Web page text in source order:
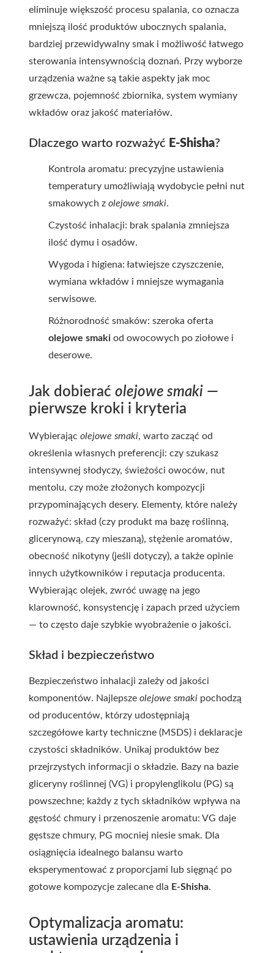
eliminuje większość procesu spalania, co oznacza
mniejszą ilość produktów ubocznych spalania,
bardziej przewidywalny smak i możliwość łatwego
sterowania intensywnością doznań. Przy wyborze
urządzenia ważne są takie aspekty jak moc
grzewcza, pojemność zbiornika, system wymiany
wkładów oraz jakość materiałów.
Dlaczego warto rozważyć E-Shisha?
Kontrola aromatu: precyzyjne ustawienia
temperatury umożliwiają wydobycie pełni nut
smakowych z olejowe smaki.
Czystość inhalacji: brak spalania zmniejsza
ilość dymu i osadów.
Wygoda i higiena: łatwiejsze czyszczenie,
wymiana wkładów i mniejsze wymagania
serwisowe.
Różnorodność smaków: szeroka oferta
olejowe smaki od owocowych po ziołowe i
deserowe.
Jak dobierać olejowe smaki —
pierwsze kroki i kryteria
Wybierając olejowe smaki, warto zacząć od
określenia własnych preferencji: czy szukasz
intensywnej słodyczy, świeżości owoców, nut
mentolu, czy może złożonych kompozycji
przypominających desery. Elementy, które należy
rozważyć: skład (czy produkt ma bazę roślinną,
glicerynową, czy mieszaną), stężenie aromatów,
obecność nikotyny (jeśli dotyczy), a także opinie
innych użytkowników i reputacja producenta.
Wybierając olejek, zwróć uwagę na jego
klarowność, konsystencję i zapach przed użyciem
— to często daje szybkie wyobrażenie o jakości.
Skład i bezpieczeństwo
Bezpieczeństwo inhalacji zależy od jakości
komponentów. Najlepsze olejowe smaki pochodzą
od producentów, którzy udostępniają
szczegółowe karty techniczne (MSDS) i deklaracje
czystości składników. Unikaj produktów bez
przejrzystych informacji o składzie. Bazy na bazie
gliceryny roślinnej (VG) i propylenglikolu (PG) są
powszechne; każdy z tych składników wpływa na
gęstość chmury i przenoszenie aromatu: VG daje
gęstsze chmury, PG mocniej niesie smak. Dla
osiągnięcia idealnego balansu warto
eksperymentować z proporcjami lub sięgnąć po
gotowe kompozycje zalecane dla E-Shisha.
Optymalizacja aromatu:
ustawienia urządzenia i